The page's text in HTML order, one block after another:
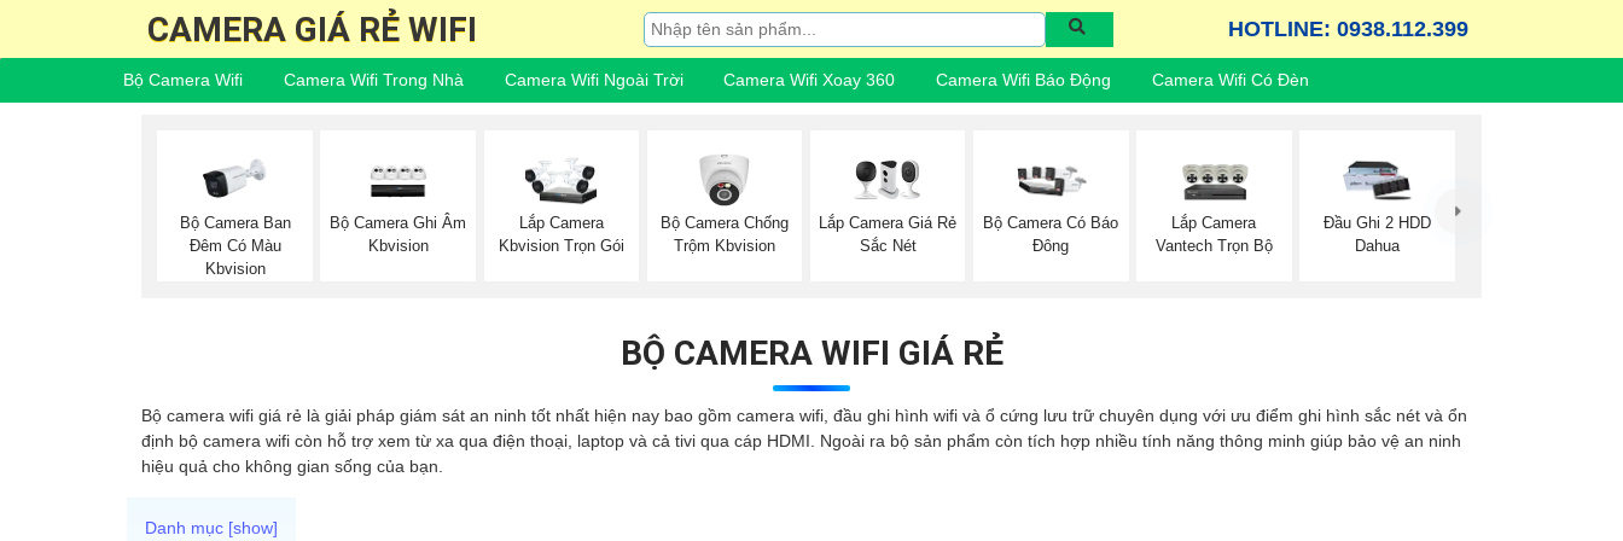
CAMERA GIÁ RẺ WIFI HOTLINE: 0938.112.399
Bộ Camera Wifi Camera Wifi Trong Nhà Camera Wifi Ngoài Trời Camera Wifi Xoay 360 Camera Wifi Báo Động Camera Wifi Có Đèn
Bộ Camera Ban
Đêm Có Màu
Kbvision
Bộ Camera Ghi Âm
Kbvision
Lắp Camera
Kbvision Trọn Gói
Bộ Camera Chống
Trộm Kbvision
Lắp Camera Giá Rẻ
Sắc Nét
Bộ Camera Có Báo
Đông
Lắp Camera
Vantech Trọn Bộ
Đầu Ghi 2 HDD
Dahua
BỘ CAMERA WIFI GIÁ RẺ
Bộ camera wifi giá rẻ là giải pháp giám sát an ninh tốt nhất hiện nay bao gồm camera wifi, đầu ghi hình wifi và ổ cứng lưu trữ chuyên dụng với ưu điểm ghi hình sắc nét và ổn
định bộ camera wifi còn hỗ trợ xem từ xa qua điện thoại, laptop và cả tivi qua cáp HDMI. Ngoài ra bộ sản phẩm còn tích hợp nhiều tính năng thông minh giúp bảo vệ an ninh
hiệu quả cho không gian sống của bạn.